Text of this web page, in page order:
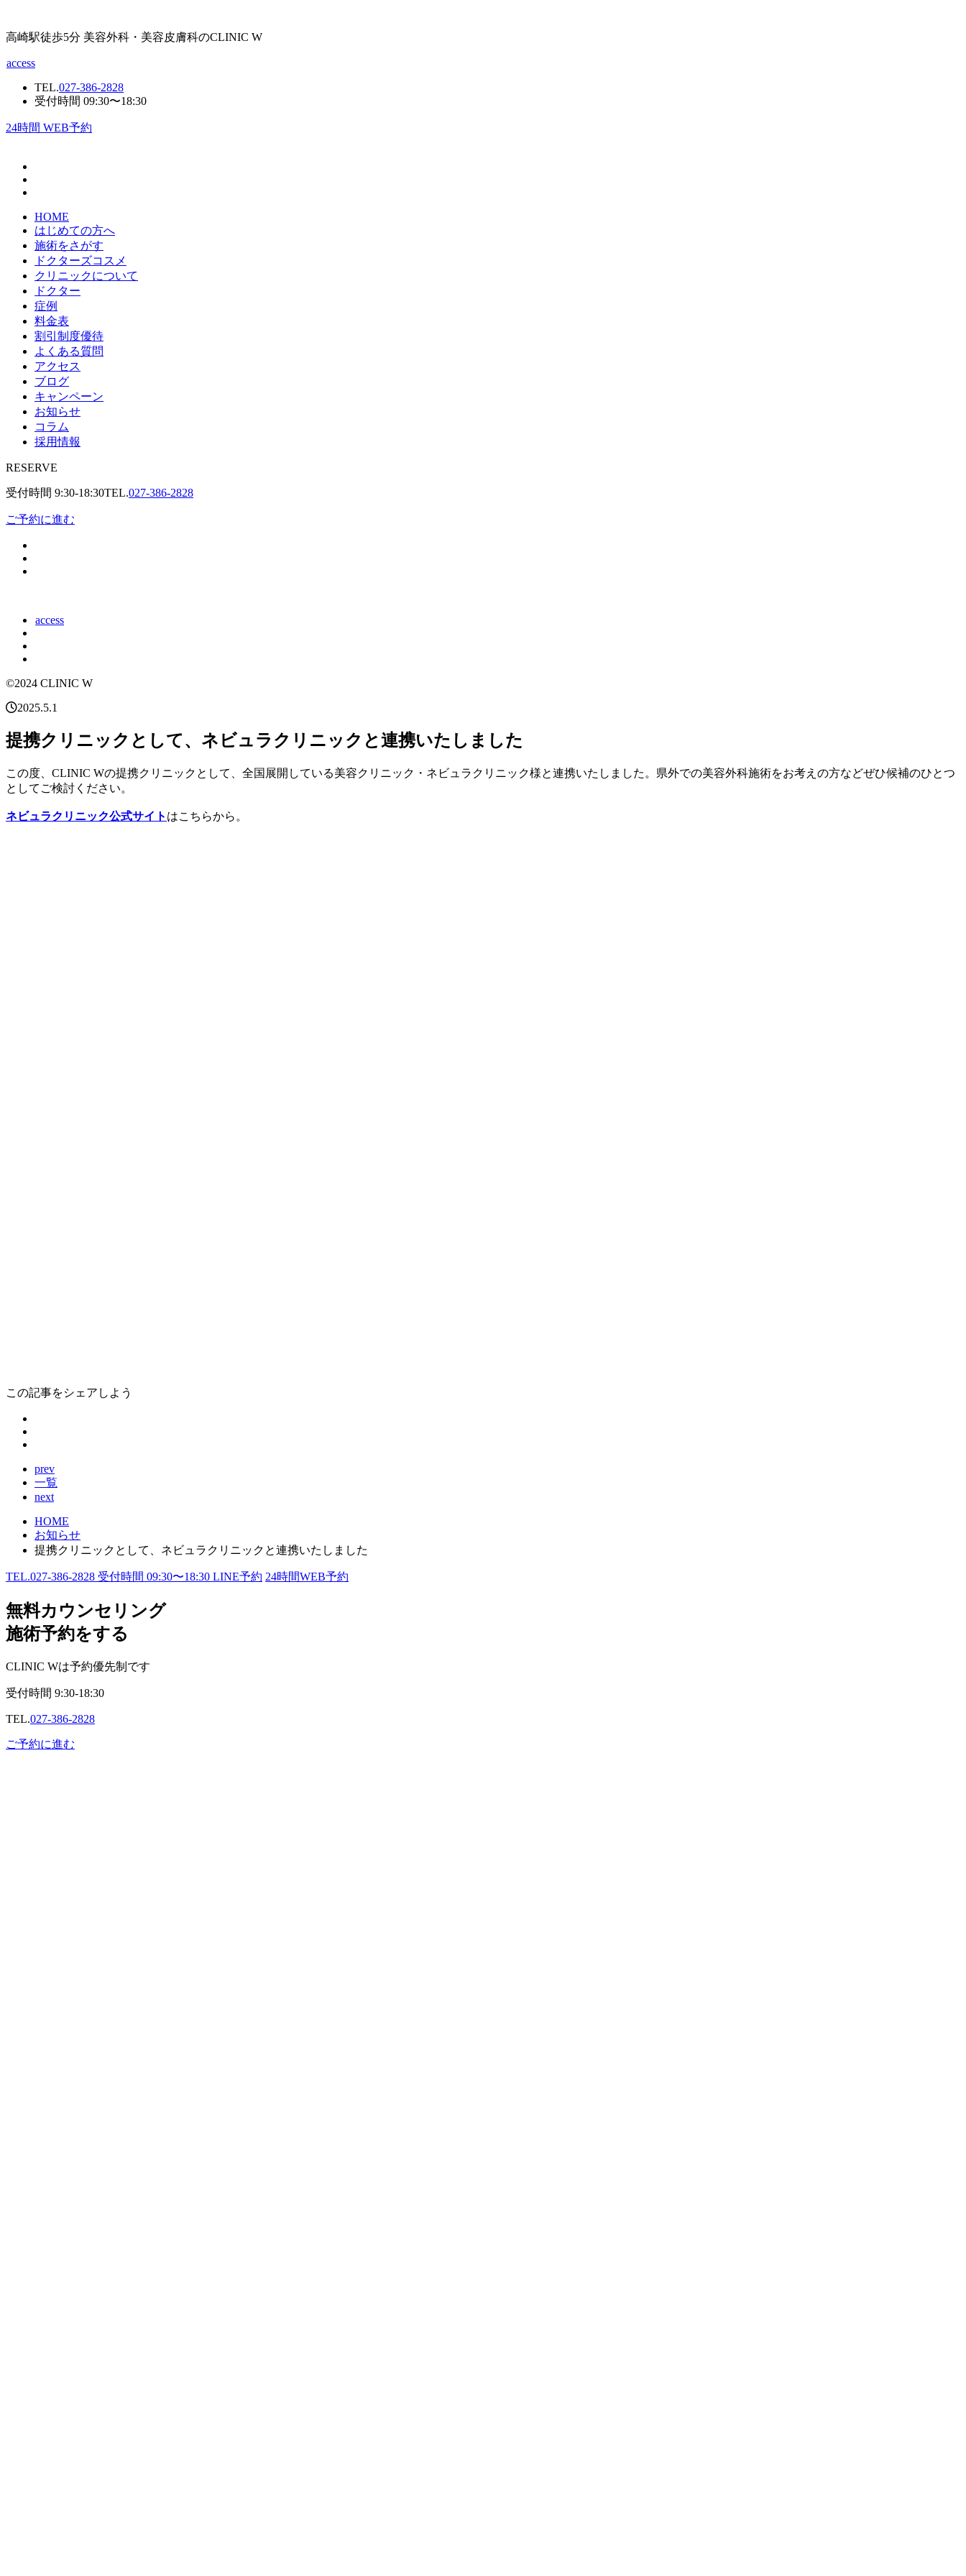
高崎駅徒歩5分 美容外科・美容皮膚科のCLINIC W
access
TEL.027-386-2828
受付時間 09:30〜18:30
24時間 WEB予約
HOME
はじめての方へ
施術をさがす
ドクターズコスメ
クリニックについて
ドクター
症例
料金表
割引制度優待
よくある質問
アクセス
ブログ
キャンペーン
お知らせ
コラム
採用情報
RESERVE
受付時間 9:30-18:30TEL.027-386-2828
ご予約に進む
access
©2024 CLINIC W
2025.5.1
提携クリニックとして、ネビュラクリニックと連携いたしました
この度、CLINIC Wの提携クリニックとして、全国展開している美容クリニック・ネビュラクリニック様と連携いたしました。県外での美容外科施術をお考えの方などぜひ候補のひとつ
としてご検討ください。
ネビュラクリニック公式サイト はこちらから。
この記事をシェアしよう
prev
一覧
next
HOME
お知らせ
提携クリニックとして、ネビュラクリニックと連携いたしました
TEL.027-386-2828 受付時間 09:30〜18:30 LINE予約 24時間WEB予約
無料カウンセリング
施術予約をする
CLINIC Wは予約優先制です
受付時間 9:30-18:30
TEL.027-386-2828
ご予約に進む